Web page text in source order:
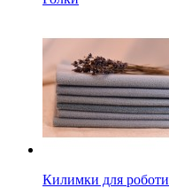
Килимки для роботи